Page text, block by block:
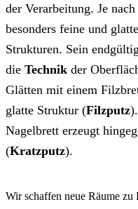
der Verar­beitung. Je nach
besonders feine und
Strukturen. Sein
die Technik der
Glätten mit einem
glatte Struktur (Filzputz
Nagel­brett erzeugt
(Kratzputz).
Wir schaffen neue Räume zu